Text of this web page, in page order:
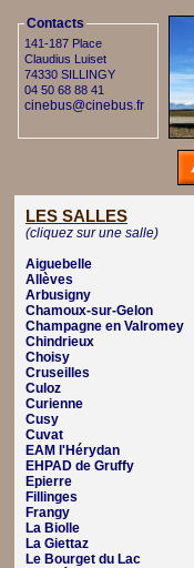
Contacts
141-187 Place
Claudius Luiset
74330 SILLINGY
04 50 68 88 41
cinebus@cinebus.fr
LES SALLES
(cliquez sur une salle)
Aiguebelle
Allèves
Arbusigny
Chamoux-sur-Gelon
Champagne en Valromey
Chindrieux
Choisy
Cruseilles
Culoz
Curienne
Cusy
Cuvat
EAM l'Hérydan
EHPAD de Gruffy
Epierre
Fillinges
Frangy
La Biolle
La Giettaz
Le Bourget du Lac